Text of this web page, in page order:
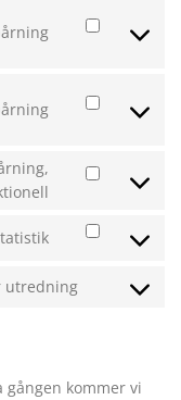
google-
google-
google-
service
service
utredning
Consent
kommer vi